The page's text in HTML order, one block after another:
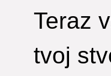
Teraz
tvoj